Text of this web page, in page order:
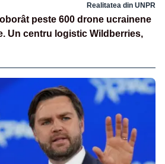
Realitatea din UNPR
peste 600 drone ucrainene
Un centru logistic Wildberries,